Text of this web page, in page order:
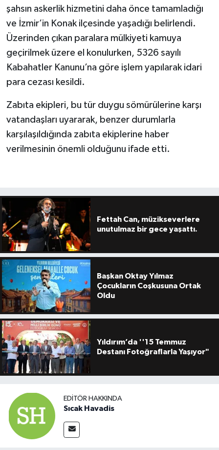
şahsın askerlik hizmetini daha önce tamamladığı
ve İzmir’in Konak ilçesinde yaşadığı belirlendi.
Üzerinden çıkan paralara mülkiyeti kamuya
geçirilmek üzere el konulurken, 5326 sayılı
Kabahatler Kanunu’na göre işlem yapılarak idari
para cezası kesildi.
Zabıta ekipleri, bu tür duygu sömürülerine karşı
vatandaşları uyararak, benzer durumlarla
karşılaşıldığında zabıta ekiplerine haber
verilmesinin önemli olduğunu ifade etti.
Fettah Can, müzikseverlere
unutulmaz bir gece yaşattı.
Başkan Oktay Yılmaz
Çocukların Coşkusuna Ortak
Oldu
Yıldırım’da ''15 Temmuz
Destanı Fotoğraflarla Yaşıyor"
EDITÖR HAKKINDA
Sıcak Havadis